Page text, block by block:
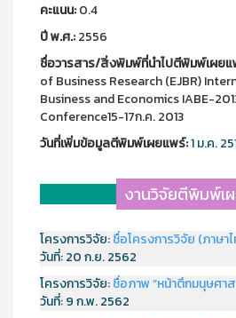
คะแนน:0.4
ปี พ.ศ.:2556
ชื่อวารสาร/สิ่งพิมพ์ที่นำไปตีพิมพ์เผย
of Business Research (EJBR)
Business and Economics IABE-
Conference15-17ก.ค. 2013
วันที่เพิ่มข้อมูลตีพิมพ์เผยแพร์:1 ม.ค.
งานวิจัยตีพิมพ์เ
โครงการวิจัย:ชื่อโครงการวิจัย (ภาษา
วันที่:20 ก.ย. 2562
โครงการวิจัย:ชื่อภาพ “หน้าตึกมนุษศา
วันที่:9 ก.พ. 2562